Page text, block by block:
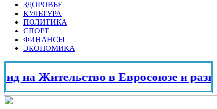
ЗДОРОВЬЕ
КУЛЬТУРА
ПОЛИТИКА
СПОРТ
ФИНАНСЫ
ЭКОНОМИКА
Жительство в Евросоюзе и разных